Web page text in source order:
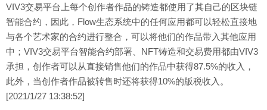
VIV3交易平台上每个创作者作品的铸造都使用了其自己的区块链
智能合约，因此，Flow生态系统中的任何应用都可以轻松直接地
与各个艺术家的合约进行整合，可以将他们的作品带入其他应用
中；VIV3交易平台智能合约部署、NFT铸造和交易费用都由VIV3
承担，创作者可以从直接销售他们的作品中获得87.5%的收入，
此外，当创作者作品被转售时还将获得10%的版税收入。
[2021/1/27 13:38:52]